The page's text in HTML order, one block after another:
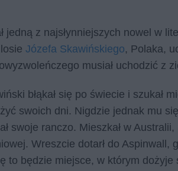
jedną z najsłynniejszych nowel w
Józefa Skawińskiego, Polaka,
musiał uchodzić z
błąkał się po świecie i szukał
swoich dni. Nigdzie jednak mu
swoje ranczo. Mieszkał w
Wreszcie dotarł do Aspinwall,
to będzie miejsce, w którym